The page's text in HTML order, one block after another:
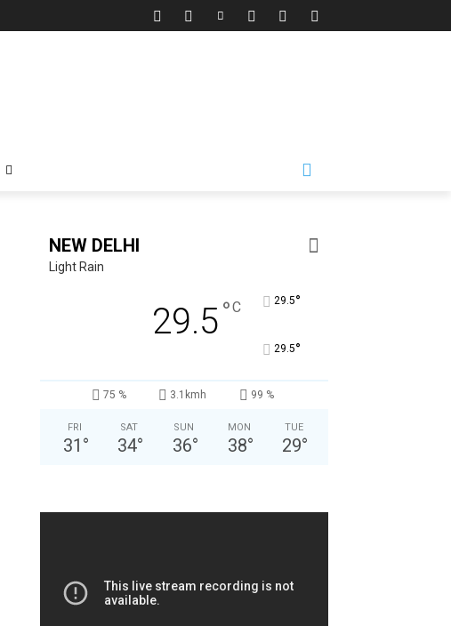
NEW DELHI
Light Rain
29.5°C 29.5°
29.5°
75 % 3.1kmh 99 %
FRI
31 °
SAT
34°
SUN
36°
MON
38°
TUE
29°